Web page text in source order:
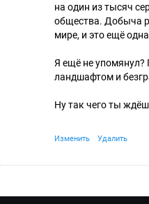
на один из тысяч
общества. Добыча
мире, и это ещё
Я ещё не
ландшафтом и
Ну так чего ты
Изменить Удалить